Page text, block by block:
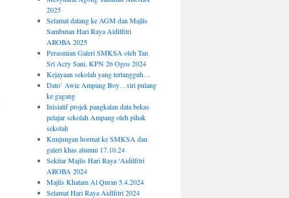
2025
Selamat datang ke AGM dan Majlis
Sambutan Hari Raya Aidilfitri
AROBA 2025
Perasmian Galeri SMKSA oleh Tan
Sri Acry Sani, KPN 26 Ogos 2024
Kejayaan sekolah yang tertangguh…
Dato’ Awie Ampang Boy…siri pulang
ke gagang
Inisiatif projek pangkalan data bekas
pelajar sekolah Ampang oleh pihak
sekolah
Kunjungan hormat ke SMKSA dan
galeri khas alumni 17.10.24
Sekitar Majlis Hari Raya ‘Aidilfitri
AROBA 2024
Majlis Khatam Al Quran 5.4.2024
Selamat Hari Raya Aidlfitri 2024